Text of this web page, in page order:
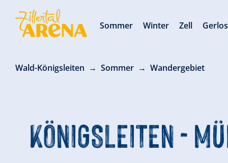
Wald-Königsleiten Sommer Wandergebiet
KÖNIGSLEITEN -
Sommer Winter Zell Gerlos